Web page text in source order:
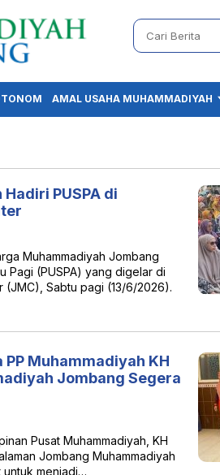
AMAL USAHA MUHAMMADIYAH
PUSPA di
Muhammadiyah Jombang
Pagi (PUSPA) yang digelar di
(JMC), Sabtu pagi (13/6/2026).
Muhammadiyah KH
Jombang Segera
Pusat Muhammadiyah, KH
Jombang Muhammadiyah
untuk menjadi…